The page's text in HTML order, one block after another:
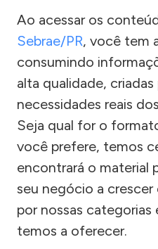
Ao acessar os
Sebrae/PR, você tem
consumindo
alta qualidade,
necessidades reais
Seja qual for o
você prefere, temos
encontrará o material
seu negócio a crescer
por nossas categorias
temos a oferecer.